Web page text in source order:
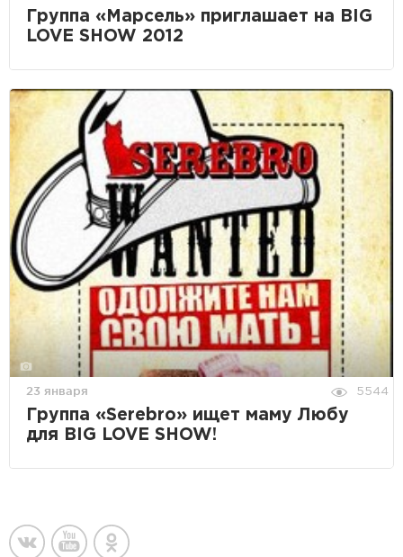
Группа «Марсель» приглашает на BIG
LOVE SHOW 2012
23 января 5544
Группа «Serebro» ищет маму Любу
для BIG LOVE SHOW!